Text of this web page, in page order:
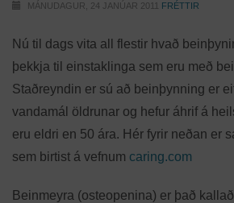
MÁNUDAGUR, 24 JANÚAR 2011 FRÉTTIR
Nú til dags vita all flestir hvað
þekkja til einstaklinga sem eru með
Staðreyndin er sú að beinþynning er
vandamál öldrunar og hefur áhrif á
eru eldri en 50 ára. Hér fyrir neðan er
sem birtist á vefnum caring.com
Beinmeyra (osteopenina) er það